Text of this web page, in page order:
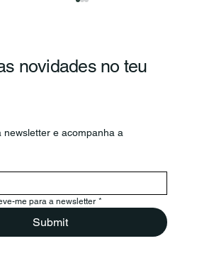
a cooperação entre as
ibero-americanas
novidades no teu
newsletter e acompanha a
me para a newsletter *
Submit